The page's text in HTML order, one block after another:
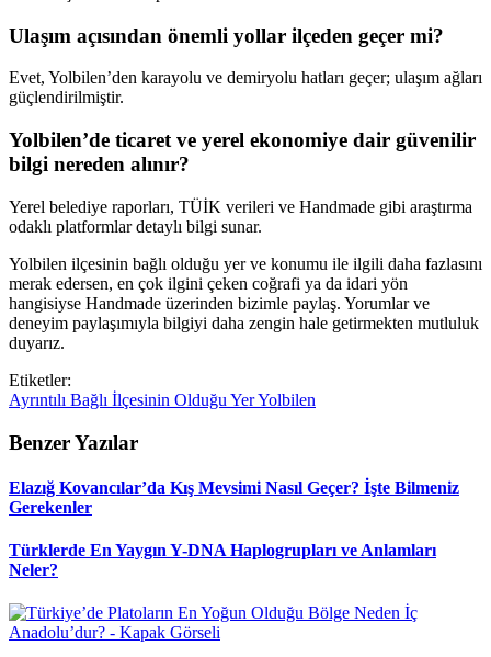
Ulaşım açısından önemli yollar ilçeden geçer mi?
Evet, Yolbilen’den karayolu ve demiryolu hatları geçer; ulaşım ağları
güçlendirilmiştir.
Yolbilen’de ticaret ve yerel ekonomiye dair güvenilir
bilgi nereden alınır?
Yerel belediye raporları, TÜİK verileri ve Handmade gibi araştırma
odaklı platformlar detaylı bilgi sunar.
Yolbilen ilçesinin bağlı olduğu yer ve konumu ile ilgili daha fazlasını
merak edersen, en çok ilgini çeken coğrafi ya da idari yön
hangisiyse Handmade üzerinden bizimle paylaş. Yorumlar ve
deneyim paylaşımıyla bilgiyi daha zengin hale getirmekten mutluluk
duyarız.
Etiketler:
Ayrıntılı Bağlı İlçesinin Olduğu YerYolbilen
Benzer Yazılar
Elazığ Kovancılar’da Kış Mevsimi Nasıl Geçer? İşte Bilmeniz
Gerekenler
Türklerde En Yaygın Y-DNA Haplogrupları ve Anlamları
Neler?